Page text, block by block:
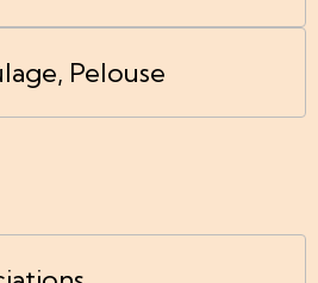
Pelouse